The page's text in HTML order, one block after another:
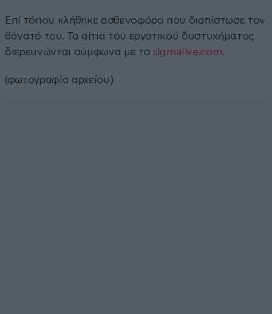
Επί τόπου κλήθηκε ασθενοφόρο που διαπίστωσε τον
θάνατό του. Τα αίτια του εργατικού δυστυχήματος
διερευνώνται σύμφωνα με το sigmalive.com.
(φωτογραφία αρχείου)